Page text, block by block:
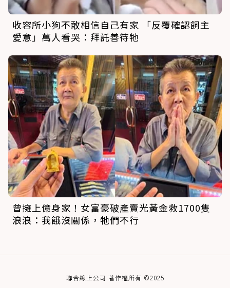
收容所小狗不敢相信自己有家 「反覆確認飼主
愛意」萬人看哭：拜託善待牠
曾擁上億身家！女富豪破產賣光黃金救1700隻
浪浪：我餓沒關係，牠們不行
聯合線上公司 著作權所有 ©2025